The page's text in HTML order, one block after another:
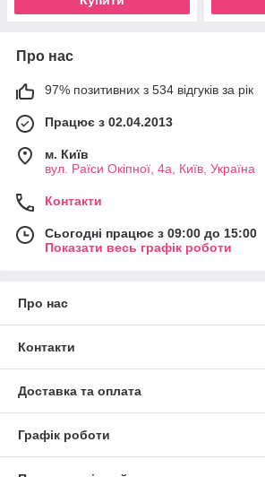
Про нас
97% позитивних з 534 відгуків за рік
Працює з 02.04.2013
м. Київ
вул. Раїси Окіпної, 4а, Київ, Україна
Контакти
Сьогодні працює з 09:00 до 15:00
Показати весь графік роботи
Про нас
Контакти
Доставка та оплата
Графік роботи